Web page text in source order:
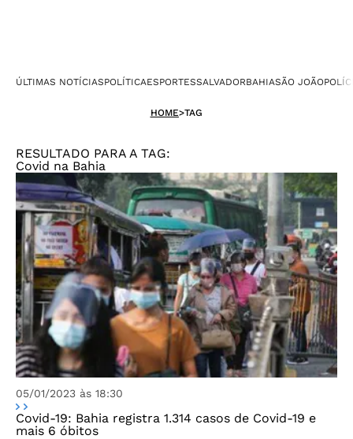
ÚLTIMAS NOTÍCIASPOLÍTICAESPORTESSALVADORBAHIASÃO JOÃO
HOME>TAG
RESULTADO PARA A TAG:
Covid na Bahia
05/01/2023 às 18:30
Covid-19: Bahia registra 1.314 casos de Covid-19 e
mais 6 óbitos